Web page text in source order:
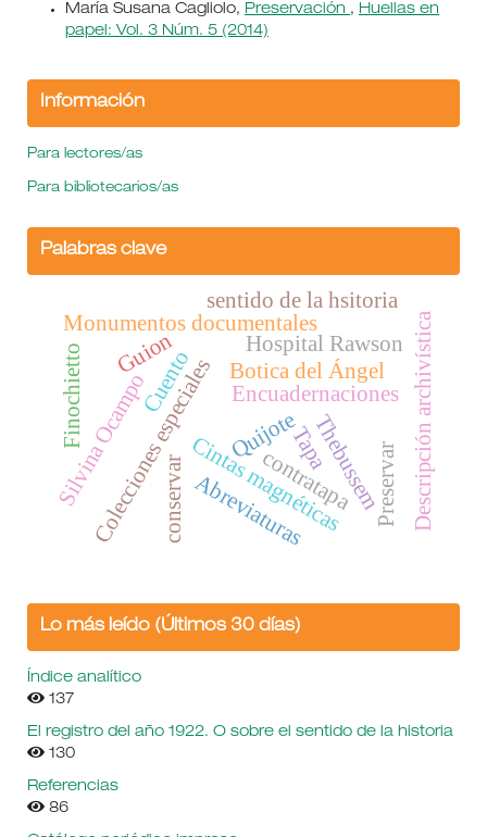
María Susana Cagliolo, Preservación , Huellas en
papel: Vol. 3 Núm. 5 (2014)
Información
Para lectores/as
Para bibliotecarios/as
Palabras clave
Colecciones especiales Encuadernaciones
Tapa
Quijote Descripción archivística
Cintas magnéticas
Guion
Cuento
Silvina Ocampo Botica del Ángel
Monumentos documentales
Thebussem
Hospital Rawson
sentido de la hsitoria
Finochietto
Abreviaturas
conservar Preservar
contratapa
Lo más leído (Últimos 30 días)
Índice analítico
137
El registro del año 1922. O sobre el sentido de la historia
130
Referencias
86